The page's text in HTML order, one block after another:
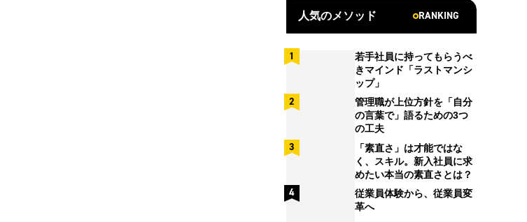
人気のメソッド RANKING
若手社員に持ってもらうべ
きマインド「ラストマンシ
ップ」
管理職が上位方針を「自分
の言葉で」語るための3つ
の工夫
「素直さ」は才能ではな
く、スキル。新入社員に求
めたい本当の素直さとは？
従業員体験から、従業員変
革へ